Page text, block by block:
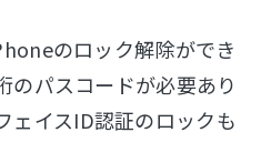
のロック解除ができ
のパスコードが必要あり
ェイスID認証のロックも